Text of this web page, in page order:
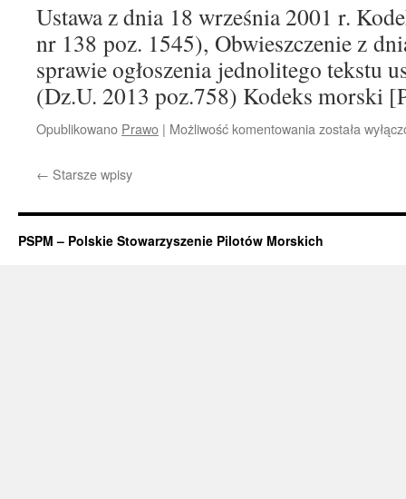
Ustawa z dnia 18 września 2001 r.
nr 138 poz. 1545), Obwieszczenie z
sprawie ogłoszenia jednolitego tekstu
(Dz.U. 2013 poz.758) Kodeks morski
Opublikowano Prawo | Możliwość komentowania KODEKS
została
← Starsze wpisy
PSPM – Polskie Stowarzyszenie Pilotów Morskich